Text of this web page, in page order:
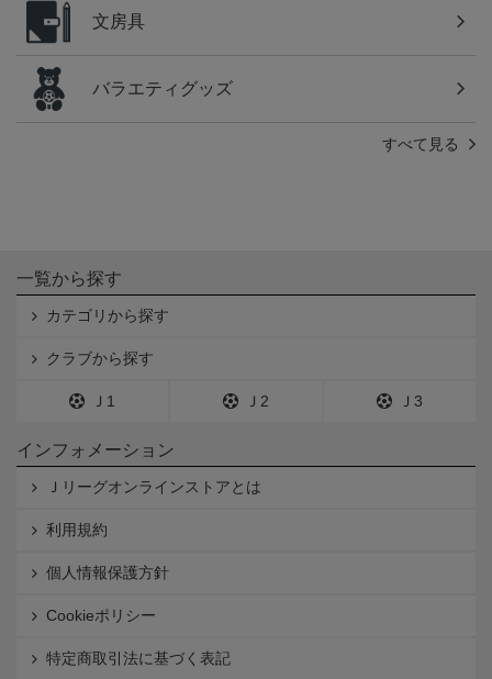
文房具
バラエティグッズ
すべて見る
一覧から探す
カテゴリから探す
クラブから探す
Ｊ1 Ｊ2 Ｊ3
インフォメーション
Ｊリーグオンラインストアとは
利用規約
個人情報保護方針
Cookieポリシー
特定商取引法に基づく表記